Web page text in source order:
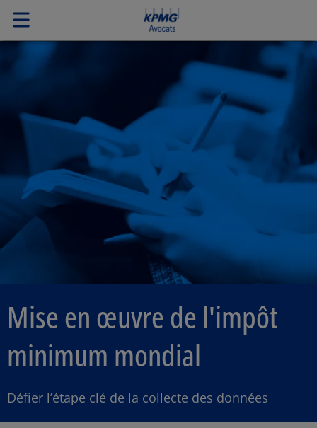
Mise en œuvre de l'impôt
minimum mondial
Défier l’étape clé de la collecte des données